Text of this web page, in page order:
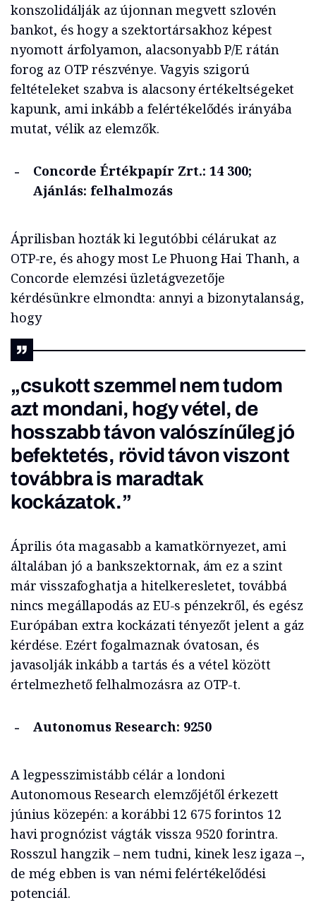
konszolidálják az újonnan megvett szlovén
bankot, és hogy a szektortársakhoz képest
nyomott árfolyamon, alacsonyabb P/E rátán
forog az OTP részvénye. Vagyis szigorú
feltételeket szabva is alacsony értékeltségeket
kapunk, ami inkább a felértékelődés irányába
mutat, vélik az elemzők.
Concorde Értékpapír Zrt.: 14 300;
Ajánlás: felhalmozás
Áprilisban hozták ki legutóbbi célárukat az
OTP-re, és ahogy most Le Phuong Hai Thanh, a
Concorde elemzési üzletágvezetője
kérdésünkre elmondta: annyi a bizonytalanság,
hogy
„csukott szemmel nem tudom
azt mondani, hogy vétel, de
hosszabb távon valószínűleg jó
befektetés, rövid távon viszont
továbbra is maradtak
kockázatok.”
Április óta magasabb a kamatkörnyezet, ami
általában jó a bankszektornak, ám ez a szint
már visszafoghatja a hitelkeresletet, továbbá
nincs megállapodás az EU-s pénzekről, és egész
Európában extra kockázati tényezőt jelent a gáz
kérdése. Ezért fogalmaznak óvatosan, és
javasolják inkább a tartás és a vétel között
értelmezhető felhalmozásra az OTP-t.
Autonomus Research: 9250
A legpesszimistább célár a londoni
Autonomous Research elemzőjétől érkezett
június közepén: a korábbi 12 675 forintos 12
havi prognózist vágták vissza 9520 forintra.
Rosszul hangzik – nem tudni, kinek lesz igaza –,
de még ebben is van némi felértékelődési
potenciál.